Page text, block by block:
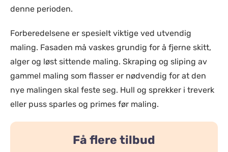
denne perioden.
Forberedelsene er spesielt viktige ved utvendig
maling. Fasaden må vaskes grundig for å fjerne skitt,
alger og løst sittende maling. Skraping og sliping av
gammel maling som flasser er nødvendig for at den
nye malingen skal feste seg. Hull og sprekker i treverk
eller puss sparles og primes før maling.
Få flere tilbud